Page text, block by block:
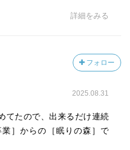
。華やかな舞台の裏では、
関係のもつれなど、静かだ
出会う。彼女は天才的な
職務の枠を越えて彼女に惹
団内部の人間模様は、事件
いものとなる。
詳細をみる
フォロー
2025.08.31
てたので、出来るだけ連続
］からの［眠りの森］で